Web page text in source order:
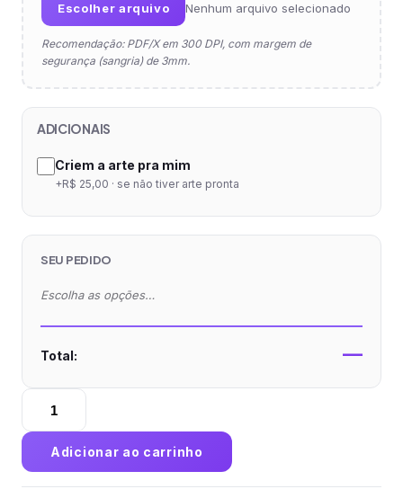
Escolher arquivo Nenhum arquivo selecionado
Recomendação: PDF/X em 300 DPI, com margem de
segurança (sangria) de 3mm.
ADICIONAIS
Criem a arte pra mim
+R$ 25,00 · se não tiver arte pronta
SEU PEDIDO
Escolha as opções…
Total: —
Encarte
Supermercado/Loja
Couchê
80g
Verniz
Adicionar ao carrinho